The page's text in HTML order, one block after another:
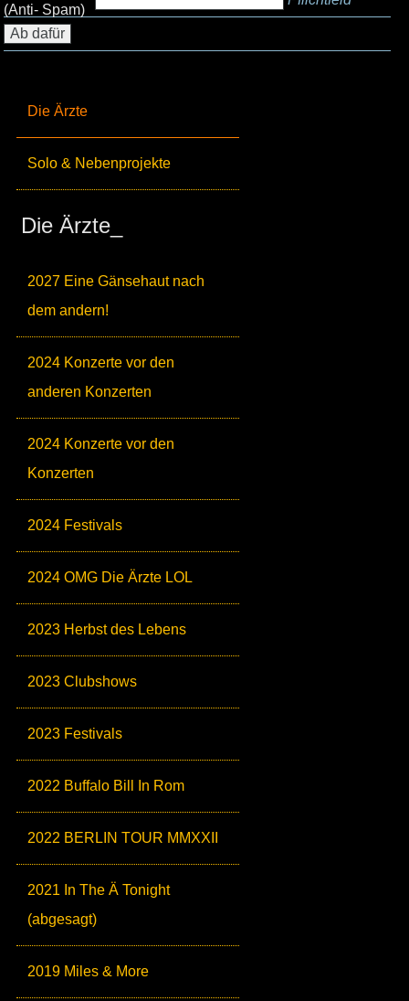
Die Ärzte
Solo & Nebenprojekte
Die Ärzte_
2027 Eine Gänsehaut nach
dem andern!
2024 Konzerte vor den
anderen Konzerten
2024 Konzerte vor den
Konzerten
2024 Festivals
2024 OMG Die Ärzte LOL
2023 Herbst des Lebens
2023 Clubshows
2023 Festivals
2022 Buffalo Bill In Rom
2022 BERLIN TOUR MMXXII
2021 In The Ä Tonight
(abgesagt)
2019 Miles & More
(Anti- Spam)